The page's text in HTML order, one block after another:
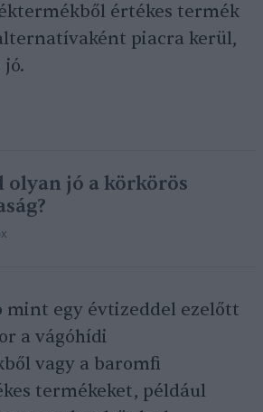
értékes termék
piacra kerül,
jó a körkörös
mint egy évtizeddel ezelőtt
a vágóhídi
vagy a baromfi
termékeket, például